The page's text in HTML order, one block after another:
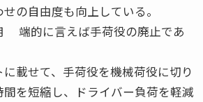
の自由度も向上している。
端的に言えば手荷役の廃止であ
載せて、手荷役を機械荷役に切り
を短縮し、ドライバー負荷を軽減